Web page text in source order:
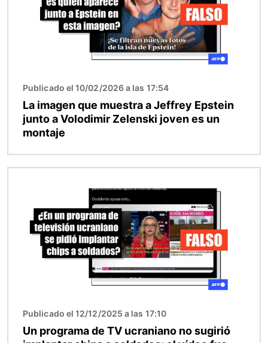
Publicado el 10/02/2026 a las 17:54
La imagen que muestra a Jeffrey Epstein
junto a Volodimir Zelenski joven es un
montaje
Publicado el 12/12/2025 a las 17:10
Un programa de TV ucraniano no sugirió